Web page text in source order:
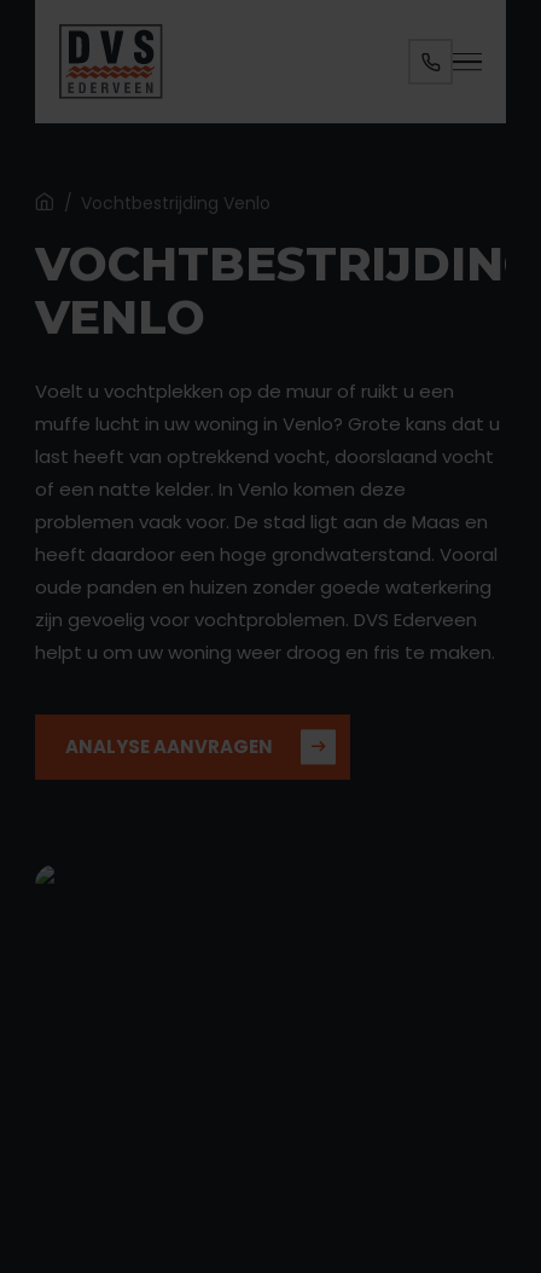
Specialisaties
Ruimtes
Over ons
Contact
ANALYSE AANVRAGEN
Home
/ Vochtbestrijding Venlo
VOCHTBESTRIJDING
VENLO
Voelt u vochtplekken op de muur of ruikt u een
muffe lucht in uw woning in Venlo? Grote kans dat u
last heeft van optrekkend vocht, doorslaand vocht
of een natte kelder. In Venlo komen deze
problemen vaak voor. De stad ligt aan de Maas en
heeft daardoor een hoge grondwaterstand. Vooral
oude panden en huizen zonder goede waterkering
zijn gevoelig voor vochtproblemen. DVS Ederveen
helpt u om uw woning weer droog en fris te maken.
ANALYSE AANVRAGEN